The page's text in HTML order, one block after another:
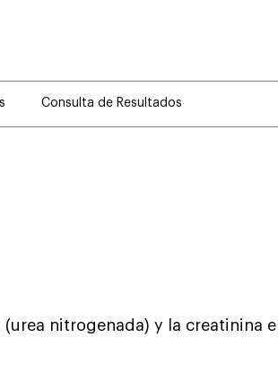
Consulta de Resultados
nitrogenada) y la creatinina